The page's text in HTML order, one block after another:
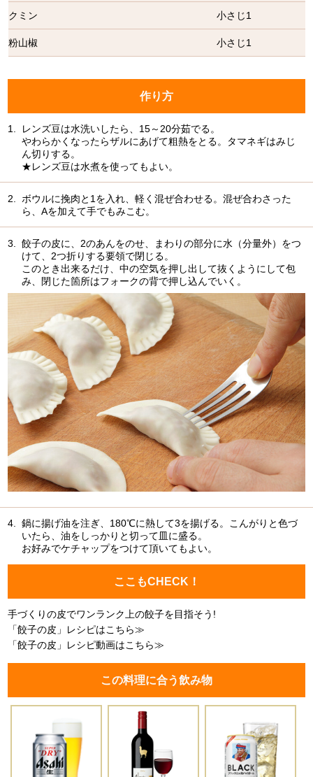
クミン 小さじ1
粉山椒 小さじ1
作り方
1.
レンズ豆は水洗いしたら、15～20分茹でる。
やわらかくなったらザルにあげて粗熱をとる。タマネギはみじ
ん切りする。
★レンズ豆は水煮を使ってもよい。
2.
ボウルに挽肉と1を入れ、軽く混ぜ合わせる。混ぜ合わさった
ら、Aを加えて手でもみこむ。
3.
餃子の皮に、2のあんをのせ、まわりの部分に水（分量外）をつ
けて、2つ折りする要領で閉じる。
このとき出来るだけ、中の空気を押し出して抜くようにして包
み、閉じた箇所はフォークの背で押し込んでいく。
4.
鍋に揚げ油を注ぎ、180℃に熱して3を揚げる。こんがりと色づ
いたら、油をしっかりと切って皿に盛る。
お好みでケチャップをつけて頂いてもよい。
ここもCHECK！
手づくりの皮でワンランク上の餃子を目指そう!
「餃子の皮」レシピはこちら≫
「餃子の皮」レシピ動画はこちら≫
この料理に合う飲み物